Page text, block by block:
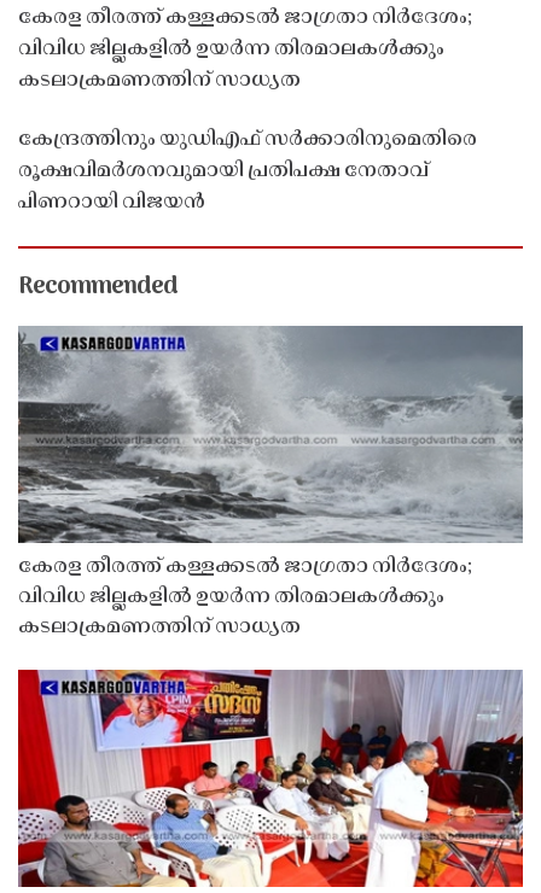
കേരള തീരത്ത് കള്ളക്കടൽ ജാഗ്രതാ നിർദേശം;
വിവിധ ജില്ലകളിൽ ഉയർന്ന തിരമാലകൾക്കും
കടലാക്രമണത്തിന് സാധ്യത
കേന്ദ്രത്തിനും യുഡിഎഫ് സർക്കാരിനുമെതിരെ
രൂക്ഷവിമർശനവുമായി പ്രതിപക്ഷ നേതാവ്
പിണറായി വിജയൻ
Recommended
കേരള തീരത്ത് കള്ളക്കടൽ ജാഗ്രതാ നിർദേശം;
വിവിധ ജില്ലകളിൽ ഉയർന്ന തിരമാലകൾക്കും
കടലാക്രമണത്തിന് സാധ്യത